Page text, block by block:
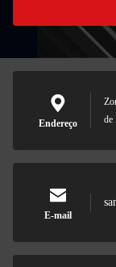
Endereço
de
E-mail